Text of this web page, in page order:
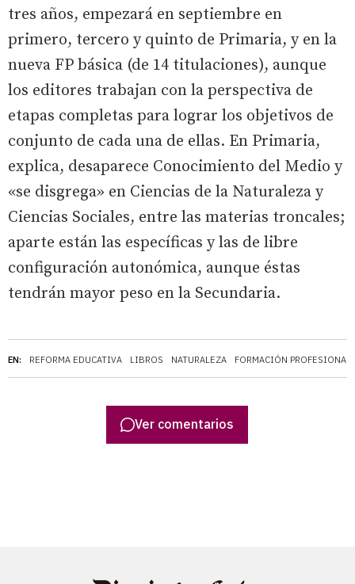
EN: REFORMA EDUCATIVA LIBROS NATURALEZA FORMACIÓN PROFESIONAL
tres años, empezará en septiembre en
primero, tercero y quinto de Primaria, y en la
nueva FP básica (de 14 titulaciones), aunque
los editores trabajan con la perspectiva de
etapas completas para lograr los objetivos de
conjunto de cada una de ellas. En Primaria,
explica, desaparece Conocimiento del Medio y
«se disgrega» en Ciencias de la Naturaleza y
Ciencias Sociales, entre las materias troncales;
aparte están las específicas y las de libre
configuración autonómica, aunque éstas
tendrán mayor peso en la Secundaria.
Ver comentarios